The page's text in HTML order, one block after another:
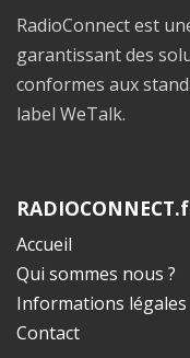
RadioConnect est
garantissant des
conformes aux
label WeTalk.
Accueil
Qui sommes nous ?
Informations légales
Contact